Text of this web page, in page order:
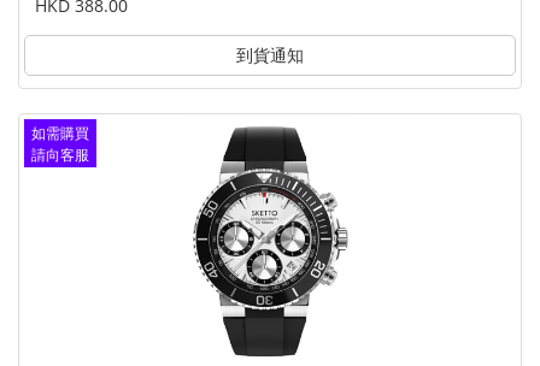
HKD 388.00
到貨通知
如需購買
請向客服